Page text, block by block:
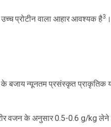
प्रोटीन वाला आहार आवश्यक है3 ।
के बजाय न्यूनतम प्रसंस्कृत प्राकृतिक
वजन के अनुसार 0.5-0.6 g/kg लेने